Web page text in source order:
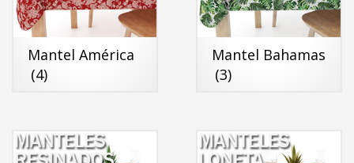
Mantel América
(4)
Mantel Bahamas
(3)